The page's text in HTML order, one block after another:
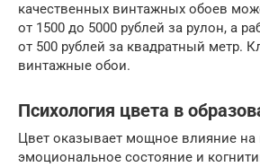
качественных винтажных обоев
от 1500 до 5000 рублей за рулон, а
от 500 рублей за квадратный метр.
винтажные обои.
Психология цвета в
Цвет оказывает мощное влияние на
эмоциональное состояние и